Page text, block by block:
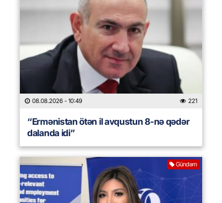
08.08.2026 - 10:49 221
“Ermənistan ötən il avqustun 8-nə qədər
dalanda idi”
Gündəm